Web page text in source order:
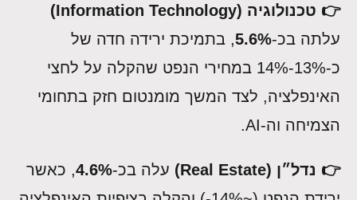
👉 טכנולוגיה (Information Technology)
עלתה בכ-5.6%, בתמיכת ירידה חדה של
כ-13%-14% במחירי הנפט שהקלה על לחצי
האינפלציה, לצד המשך מומנטום חזק בתחומי
הצמיחה וה-AI.
👉 נדל״ן (Real Estate) עלה בכ-4.6%, כאשר